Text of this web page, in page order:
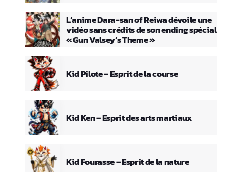
L’anime Dara-san of Reiwa dévoile une
vidéo sans crédits de son ending spécial
« Gun Valsey’s Theme »
Kid Pilote – Esprit de la course
Kid Ken – Esprit des arts martiaux
Kid Fourasse – Esprit de la nature